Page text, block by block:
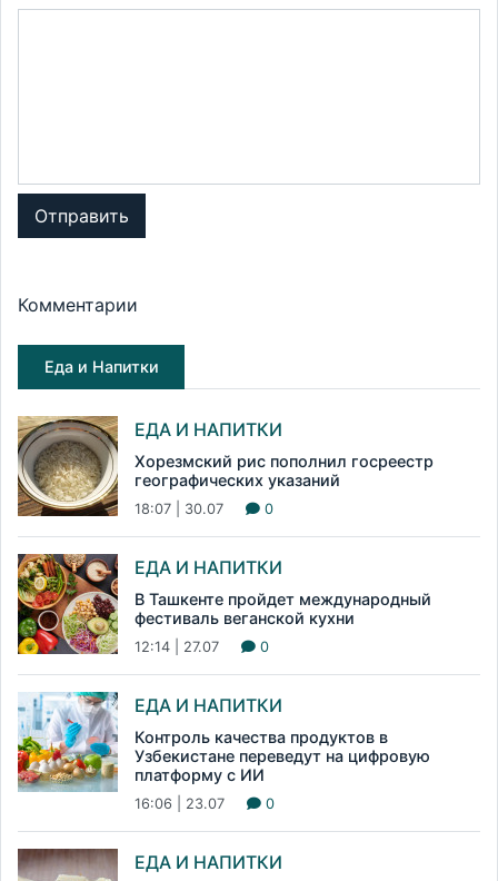
Отправить
Комментарии
Еда и Напитки
ЕДА И НАПИТКИ
Хорезмский рис пополнил госреестр
географических указаний
18:07 | 30.07 0
ЕДА И НАПИТКИ
В Ташкенте пройдет международный
фестиваль веганской кухни
12:14 | 27.07 0
ЕДА И НАПИТКИ
Контроль качества продуктов в
Узбекистане переведут на цифровую
платформу с ИИ
16:06 | 23.07 0
ЕДА И НАПИТКИ